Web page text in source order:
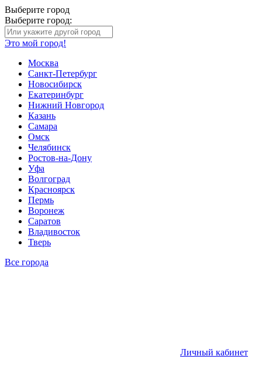
Выберите город
Выберите город:
Это мой город!
Москва
Санкт-Петербург
Новосибирск
Екатеринбург
Нижний Новгород
Казань
Самара
Омск
Челябинск
Ростов-на-Дону
Уфа
Волгоград
Красноярск
Пермь
Воронеж
Саратов
Владивосток
Тверь
Все города
Личный кабинет